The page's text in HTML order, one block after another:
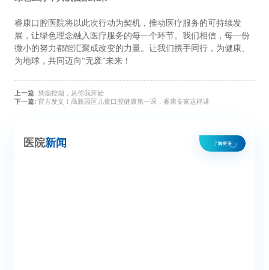
睿康口腔医院将以此次行动为契机，推动医疗服务的可持续发
展，让绿色理念融入医疗服务的每一个环节。我们相信，每一份
微小的努力都能汇聚成改变的力量。让我们携手同行，为健康、
为地球，共同迈向“无废”未来！
上一篇: 禁烟控烟，从你我开始
下一篇: 官方发文！高新园区儿童口腔健康第一课，睿康专家这样讲
医院新闻